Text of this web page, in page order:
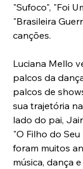
"Sufoco", "Foi
"Brasileira
canções.
Luciana Mello
palcos da
palcos de
sua trajetória
lado do pai,
"O Filho do
foram muitos
música, dança